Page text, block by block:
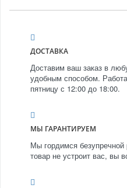
ДОСТАВКА
Доставим ваш заказ в
удобным способом.
пятницу с 12:00 до 18:00.
МЫ ГАРАНТИРУЕМ
Мы гордимся
товар не устроит вас, вы